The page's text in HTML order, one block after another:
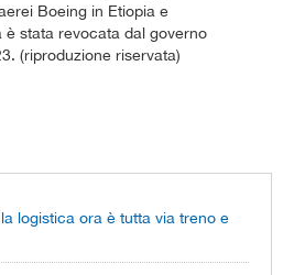
Boeing in Etiopia e
è stata revocata dal governo
(riproduzione riservata)
logistica ora è tutta via treno e